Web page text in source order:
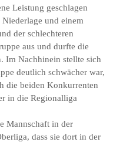
Leistung geschlagen
und einem
der schlechteren
aus und durfte die
Im Nachhinein stellte sich
deutlich schwächer war,
die beiden Konkurrenten
in die Regionalliga
Mannschaft in der
dass sie dort in der